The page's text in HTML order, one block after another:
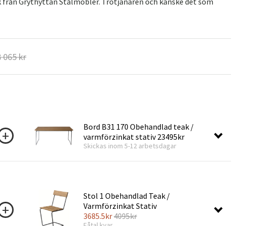
Trädgårdsredskap
Hallmöbler
065 kr
Bord B31 170 Obehandlad teak /
varmförzinkat stativ 23495kr
Skickas inom 5-12 arbetsdagar
Stol 1 Obehandlad Teak /
Varmförzinkat Stativ
3685.5kr4095kr